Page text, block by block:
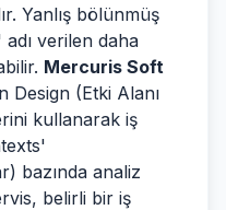
Yanlış bölünmüş
verilen daha
Mercuris Soft
Design (Etki Alanı
kullanarak iş
bazında analiz
belirli bir iş